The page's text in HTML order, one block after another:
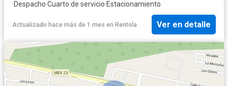
·Despacho·Cuarto de servicio·Estacionamiento
Actualizado hace más de 1 mes en Rentola Ver en detalle